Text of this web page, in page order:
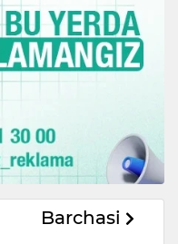
Barchasi